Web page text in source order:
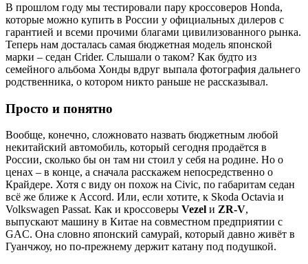
В прошлом году мы тестировали пару кроссоверов Honda,
которые можно купить в России у официальных дилеров с
гарантией и всеми прочими благами цивилизованного рынка.
Теперь нам досталась самая бюджетная модель японской
марки – седан Crider. Слышали о таком? Как будто из
семейного альбома Хонды вдруг выпала фотография дальнего
родственника, о котором никто раньше не рассказывал.
Просто и понятно
Вообще, конечно, сложновато назвать бюджетным любой
некитайский автомобиль, который сегодня продаётся в
России, сколько бы он там ни стоил у себя на родине. Но о
ценах – в конце, а сначала расскажем непосредственно о
Крайдере. Хотя с виду он похож на Civic, по габаритам седан
всё же ближе к Accord. Или, если хотите, к Skoda Octavia и
Volkswagen Passat. Как и кроссоверы Vezel и ZR-V,
выпускают машину в Китае на совместном предприятии с
GAC. Она словно японский самурай, который давно живёт в
Гуанчжоу, но по-прежнему держит катану под подушкой.